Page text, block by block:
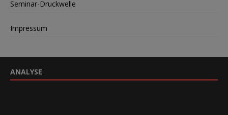
Seminar-Druckwelle
Impressum
ANALYSE